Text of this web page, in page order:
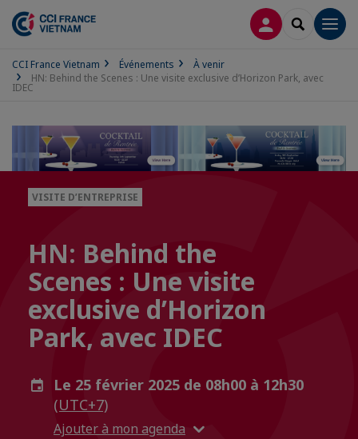
CONNEXION
CCI France Vietnam Événements
À venir
HN: Behind the Scenes : Une visite exclusive d’Horizon Park, avec
IDEC
VISITE D’ENTREPRISE
HN: Behind the
Scenes : Une visite
exclusive d’Horizon
Park, avec IDEC
Le 25 février 2025 de 08h00 à 12h30
(UTC+7)
Ajouter à mon agenda